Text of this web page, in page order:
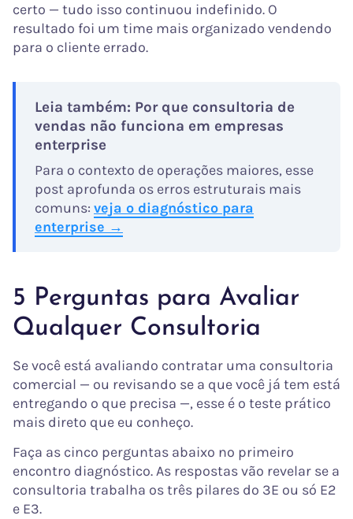
certo — tudo isso continuou indefinido. O
resultado foi um time mais organizado vendendo
para o cliente errado.
Leia também: Por que consultoria de
vendas não funciona em empresas
enterprise
Para o contexto de operações maiores, esse
post aprofunda os erros estruturais mais
comuns: veja o diagnóstico para
enterprise →
5 Perguntas para Avaliar
Qualquer Consultoria
Se você está avaliando contratar uma consultoria
comercial — ou revisando se a que você já tem está
entregando o que precisa —, esse é o teste prático
mais direto que eu conheço.
Faça as cinco perguntas abaixo no primeiro
encontro diagnóstico. As respostas vão revelar se a
consultoria trabalha os três pilares do 3E ou só E2
e E3.